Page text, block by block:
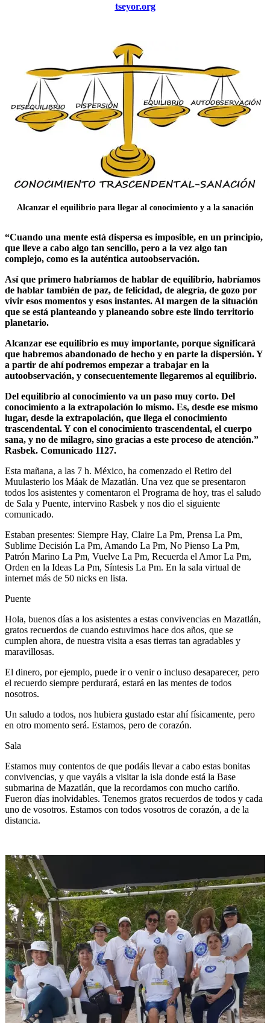
tseyor.org
Alcanzar el equilibrio para llegar al conocimiento y a la sanación
“Cuando una mente está dispersa es imposible, en un principio,
que lleve a cabo algo tan sencillo, pero a la vez algo tan
complejo, como es la auténtica autoobservación.
Así que primero habríamos de hablar de equilibrio, habríamos
de hablar también de paz, de felicidad, de alegría, de gozo por
vivir esos momentos y esos instantes. Al margen de la situación
que se está planteando y planeando sobre este lindo territorio
planetario.
Alcanzar ese equilibrio es muy importante, porque significará
que habremos abandonado de hecho y en parte la dispersión. Y
a partir de ahí podremos empezar a trabajar en la
autoobservación, y consecuentemente llegaremos al equilibrio.
Del equilibrio al conocimiento va un paso muy corto. Del
conocimiento a la extrapolación lo mismo. Es, desde ese mismo
lugar, desde la extrapolación, que llega el conocimiento
trascendental. Y con el conocimiento trascendental, el cuerpo
sana, y no de milagro, sino gracias a este proceso de atención.”
Rasbek. Comunicado 1127.
Esta mañana, a las 7 h. México, ha comenzado el Retiro del
Muulasterio los Máak de Mazatlán. Una vez que se presentaron
todos los asistentes y comentaron el Programa de hoy, tras el saludo
de Sala y Puente, intervino Rasbek y nos dio el siguiente
comunicado.
Estaban presentes: Siempre Hay, Claire La Pm, Prensa La Pm,
Sublime Decisión La Pm, Amando La Pm, No Pienso La Pm,
Patrón Marino La Pm, Vuelve La Pm, Recuerda el Amor La Pm,
Orden en la Ideas La Pm, Síntesis La Pm. En la sala virtual de
internet más de 50 nicks en lista.
Puente
Hola, buenos días a los asistentes a estas convivencias en Mazatlán,
gratos recuerdos de cuando estuvimos hace dos años, que se
cumplen ahora, de nuestra visita a esas tierras tan agradables y
maravillosas.
El dinero, por ejemplo, puede ir o venir o incluso desaparecer, pero
el recuerdo siempre perdurará, estará en las mentes de todos
nosotros.
Un saludo a todos, nos hubiera gustado estar ahí físicamente, pero
en otro momento será. Estamos, pero de corazón.
Sala
Estamos muy contentos de que podáis llevar a cabo estas bonitas
convivencias, y que vayáis a visitar la isla donde está la Base
submarina de Mazatlán, que la recordamos con mucho cariño.
Fueron días inolvidables. Tenemos gratos recuerdos de todos y cada
uno de vosotros. Estamos con todos vosotros de corazón, a de la
distancia.